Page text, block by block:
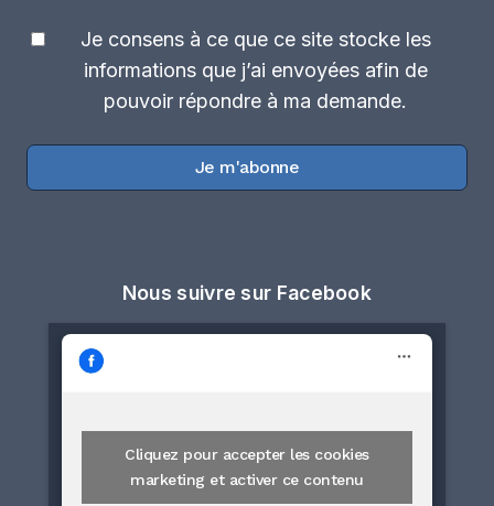
Je consens à ce que ce site stocke les
informations que j’ai envoyées afin de
pouvoir répondre à ma demande.
Je m'abonne
Nous suivre sur Facebook
Cliquez pour accepter les cookies
marketing et activer ce contenu